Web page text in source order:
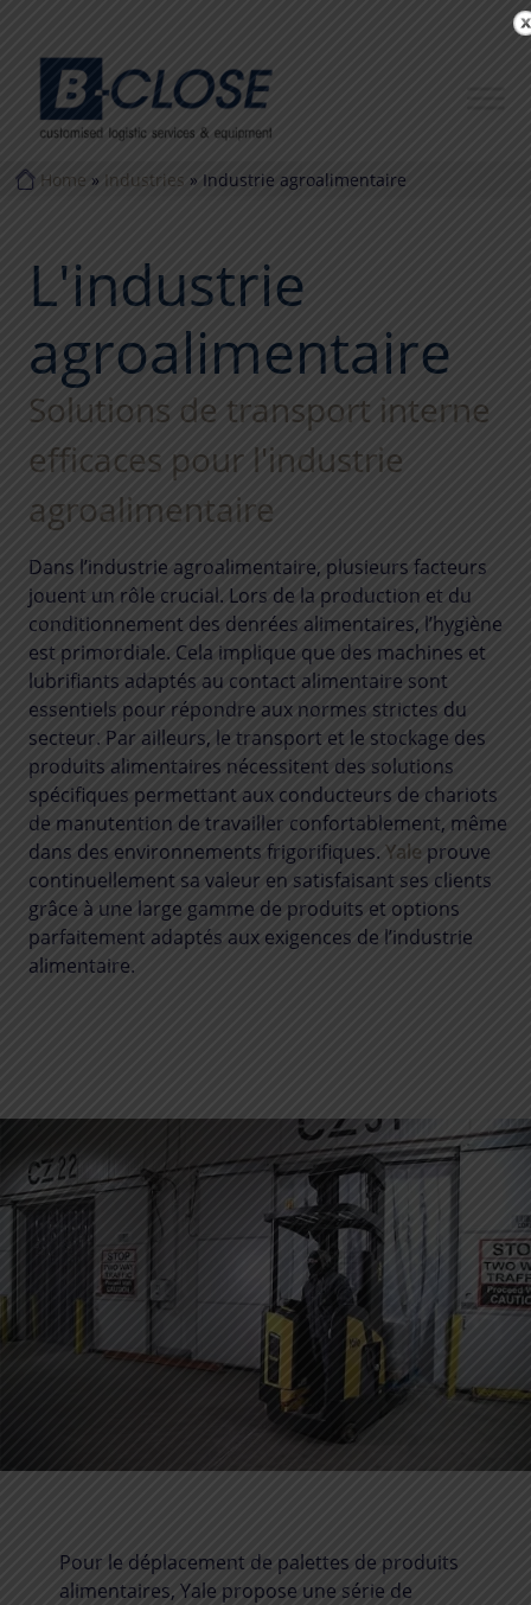
Home » Industries » Industrie agroalimentaire
L'industrie
agroalimentaire
Solutions de transport interne
efficaces pour l'industrie
agroalimentaire
Dans l’industrie agroalimentaire, plusieurs facteurs
jouent un rôle crucial. Lors de la production et du
conditionnement des denrées alimentaires, l’hygiène
est primordiale. Cela implique que des machines et
lubrifiants adaptés au contact alimentaire sont
essentiels pour répondre aux normes strictes du
secteur. Par ailleurs, le transport et le stockage des
produits alimentaires nécessitent des solutions
spécifiques permettant aux conducteurs de chariots
de manutention de travailler confortablement, même
dans des environnements frigorifiques. Yale prouve
continuellement sa valeur en satisfaisant ses clients
grâce à une large gamme de produits et options
parfaitement adaptés aux exigences de l’industrie
alimentaire.
Pour le déplacement de palettes de produits
alimentaires, Yale propose une série de